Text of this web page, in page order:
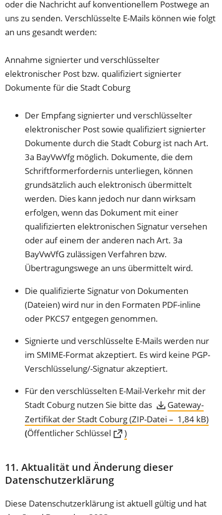
oder die Nachricht auf konventionellem Postwege an
uns zu senden. Verschlüsselte E-Mails können wie folgt
an uns gesandt werden:
Annahme signierter und verschlüsselter
elektronischer Post bzw. qualifiziert signierter
Dokumente für die Stadt Coburg
Der Empfang signierter und verschlüsselter
elektronischer Post sowie qualifiziert signierter
Dokumente durch die Stadt Coburg ist nach Art.
3a BayVwVfg möglich. Dokumente, die dem
Schriftformerfordernis unterliegen, können
grundsätzlich auch elektronisch übermittelt
werden. Dies kann jedoch nur dann wirksam
erfolgen, wenn das Dokument mit einer
qualifizierten elektronischen Signatur versehen
oder auf einem der anderen nach Art. 3a
BayVwVfG zulässigen Verfahren bzw.
Übertragungswege an uns übermittelt wird.
Die qualifizierte Signatur von Dokumenten
(Dateien) wird nur in den Formaten PDF-inline
oder PKCS7 entgegen genommen.
Signierte und verschlüsselte E-Mails werden nur
im SMIME-Format akzeptiert. Es wird keine PGP-
Verschlüsselung/-Signatur akzeptiert.
Für den verschlüsselten E-Mail-Verkehr mit der
Stadt Coburg nutzen Sie bitte das
Gateway-
Zertifikat der Stadt Coburg ZIP-Datei
1,84 kB
(Öffentlicher Schlüssel )
(Öffnet
einem
neuen
11. Aktualität und Änderung dieser
Datenschutzerklärung
Diese Datenschutzerklärung ist aktuell gültig und hat